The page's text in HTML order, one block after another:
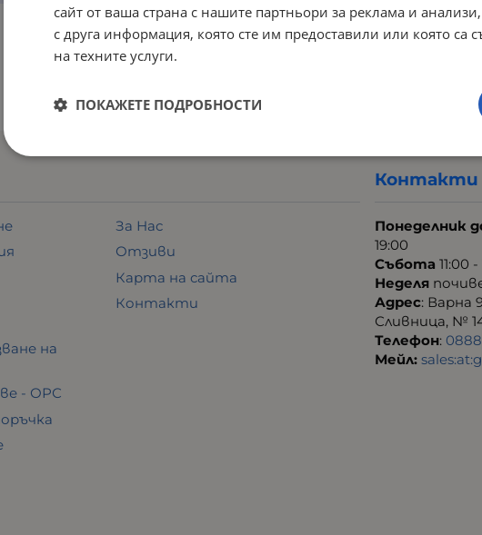
на
- ОРС
За Нас
Отзиви
Карта на сайта
Контакти
Контакти
Понеделник
19:00
Събота 11:00
Неделя
Адрес: Варна
Сливница, №
Телефон: 0888
Мейл:
сайт от ваша страна с нашите партньори за реклама и
с друга информация, която сте им предоставили или която са
на техните услуги.
ПОКАЖЕТЕ ПОДРОБНОСТИ